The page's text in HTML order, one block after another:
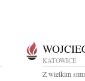
KATOWICE
Z wielkim